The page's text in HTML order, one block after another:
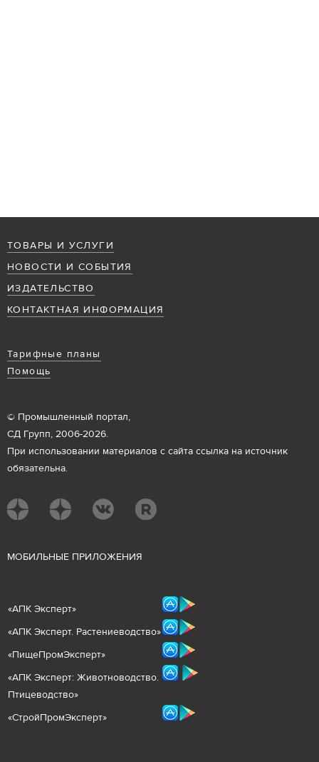
ТОВАРЫ И УСЛУГИ
НОВОСТИ И СОБЫТИЯ
ИЗДАТЕЛЬСТВО
КОНТАКТНАЯ ИНФОРМАЦИЯ
Тарифные планы
Помощь
© Промышленный портал,
СД Групп, 2006-2026.
При использовании материалов с сайта ссылка на источник
обязательна.
МОБИЛЬНЫЕ ПРИЛОЖЕНИЯ
«АПК Эксперт»
«АПК Эксперт. Растениеводство»
«ПищеПромЭксперт»
«АПК Эксперт: Животноводство.
Птицеводство»
«СтройПромЭксперт»